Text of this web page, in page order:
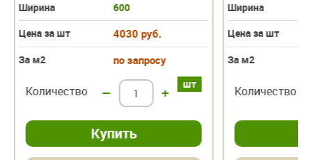
Ширина
600
Цена за шт
4030 руб.
За м2 по запросу
шт
Количество – +
Ширина
Цена за шт
За м2
Количество